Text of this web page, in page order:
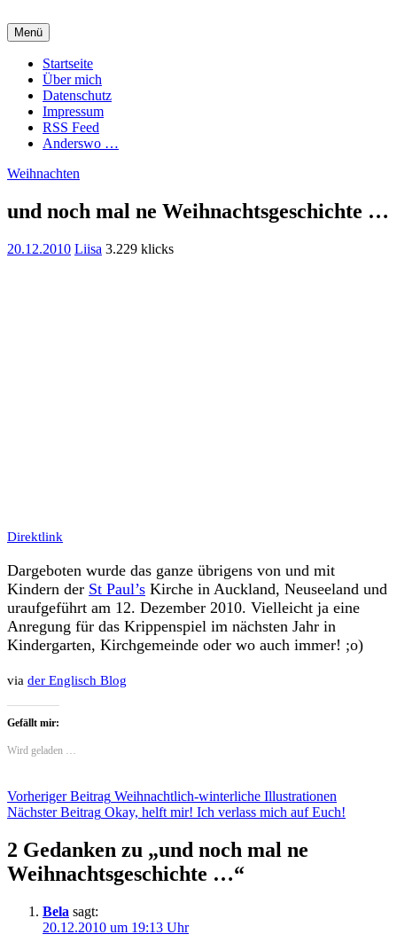
Inhalt
springen
Charming Quark
Menü
Startseite
Über mich
Datenschutz
Impressum
RSS Feed
Anderswo …
Weihnachten
und noch mal ne Weihnachtsgeschichte …
20.12.2010 Liisa 3.229 klicks
Direktlink
Dargeboten wurde das ganze übrigens von und mit
Kindern der St Paul’s Kirche in Auckland, Neuseeland und
uraufgeführt am 12. Dezember 2010. Vielleicht ja eine
Anregung für das Krippenspiel im nächsten Jahr in
Kindergarten, Kirchgemeinde oder wo auch immer! ;o)
via der Englisch Blog
Gefällt mir:
Wird geladen …
Beitragsnavigation
Vorheriger Beitrag Weihnachtlich-winterliche Illustrationen
Nächster Beitrag Okay, helft mir! Ich verlass mich auf Euch!
2 Gedanken zu „und noch mal ne
Weihnachtsgeschichte …“
Bela sagt:
20.12.2010 um 19:13 Uhr